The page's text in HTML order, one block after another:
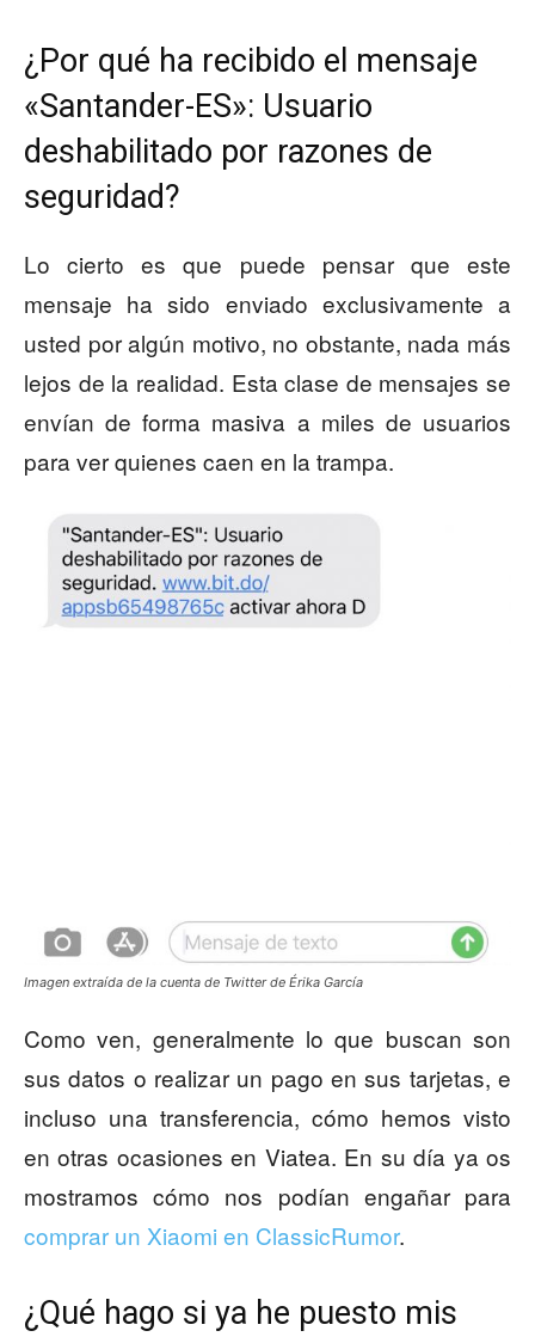
¿Por qué ha recibido el mensaje
«Santander-ES»: Usuario
deshabilitado por razones de
seguridad?
Lo cierto es que puede pensar que este
mensaje ha sido enviado exclusivamente a
usted por algún motivo, no obstante, nada más
lejos de la realidad. Esta clase de mensajes se
envían de forma masiva a miles de usuarios
para ver quienes caen en la trampa.
Imagen extraída de la cuenta de Twitter de Érika García
Como ven, generalmente lo que buscan son
sus datos o realizar un pago en sus tarjetas, e
incluso una transferencia, cómo hemos visto
en otras ocasiones en Viatea. En su día ya os
mostramos cómo nos podían engañar para
comprar un Xiaomi en ClassicRumor.
¿Qué hago si ya he puesto mis